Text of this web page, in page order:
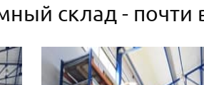
склад - почти